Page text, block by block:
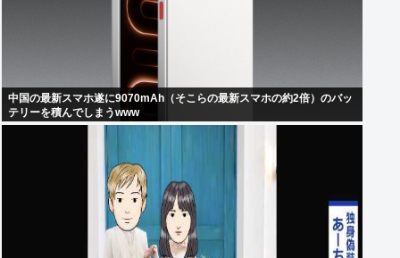
中国の最新スマホ遂に9070mAh（そこらの最新スマホの約2倍）のバッ
テリーを積んでしまうwww